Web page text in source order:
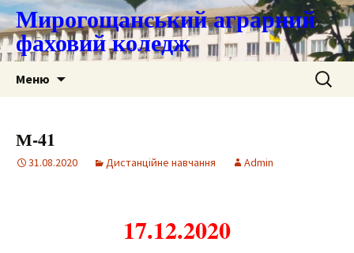
Мирогощанський аграрний
фаховий коледж
Меню Пошук:
М-41
31.08.2020 Дистанційне навчання Admin
17.12.2020